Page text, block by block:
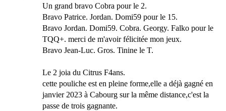
Un grand bravo Cobra pour le 2.
Bravo Patrice. Jordan. Domi59 pour le 15.
Bravo Jordan. Domi59. Cobra. Georgy. Falko pour le
TQQ+. merci de m'avoir félicitée mon jeux.
Bravo Jean-Luc. Gros. Tinine le T.
Le 2 joia du Citrus F4ans.
cette pouliche est en pleine forme,elle a déjà gagné en
janvier 2023 à Cabourg sur la même distance,c'est la
passe de trois gagnante.